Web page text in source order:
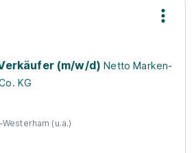
(m/w/d) Netto Marken-
KG
(u.a.)